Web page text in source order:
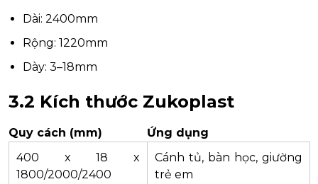
Dài: 2400mm
Rộng: 1220mm
Dày: 3–18mm
3.2 Kích thước Zukoplast
Quy cách (mm)
Ứng dụng
400 x 18 x
1800/2000/2400
Cánh tủ, bàn học, giường
trẻ em